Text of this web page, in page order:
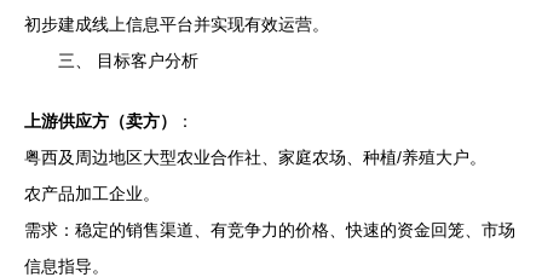
初步建成线上信息平台并实现有效运营。
三、 目标客户分析
上游供应方（卖方）
：
粤西及周边地区大型农业合作社、家庭农场、种植/养殖大户。
农产品加工企业。
需求：稳定的销售渠道、有竞争力的价格、快速的资金回笼、市场
信息指导。